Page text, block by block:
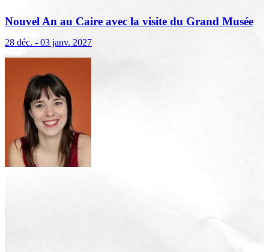
Nouvel An au Caire avec la visite du Grand Musée
28 déc. - 03 janv. 2027